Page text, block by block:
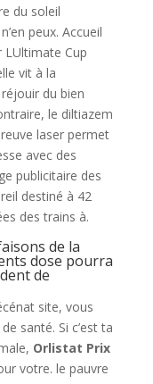
du soleil
peux. Accueil
LUltimate Cup
vit à la
du bien
le diltiazem
laser permet
avec des
publicitaire des
destiné à 42
des trains à.
de la
dose pourra
de
site, vous
santé. Si c’est ta
Orlistat Prix
votre. le pauvre